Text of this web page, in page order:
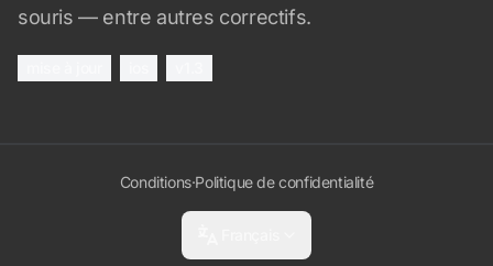
souris — entre autres correctifs.
Conditions·Politique de confidentialité